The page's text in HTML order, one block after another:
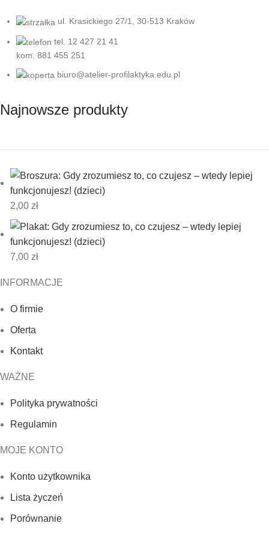
ul. Krasickiego 27/1, 30-513 Kraków
tel. 12 427 21 41
kom. 881 455 251
biuro@atelier-profilaktyka.edu.pl
Najnowsze produkty
2,00 zł
7,00 zł
INFORMACJE
O firmie
Oferta
Kontakt
WAŻNE
Polityka prywatności
Regulamin
MOJE KONTO
Konto użytkownika
Lista życzeń
Porównanie